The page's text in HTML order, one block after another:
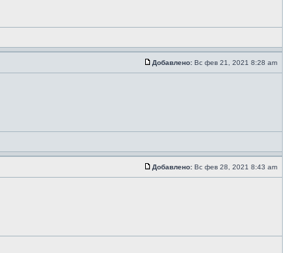
Добавлено: Вс фев 21, 2021 8:28 am
Добавлено: Вс фев 28, 2021 8:43 am